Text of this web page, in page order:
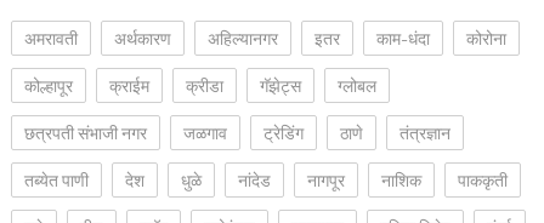
अमरावती अर्थकारण अहिल्यानगर इतर काम-धंदा
कोरोना
कोल्हापूर
क्राईम क्रीडा गॅझेट्स
ग्लोबल
छत्रपती संभाजी नगर
जळगाव ट्रेडिंग ठाणे
तंत्रज्ञान
तब्येत पाणी
देश धुळे नांदेड नागपूर नाशिक
पाककृती